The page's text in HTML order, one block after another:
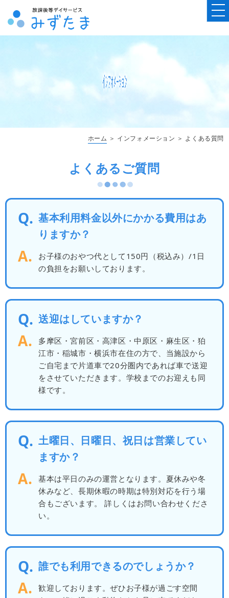
ホーム ＞ インフォメーション ＞ よくある質問
よくあるご質問
基本利用料金以外にかかる費用はあ
りますか？
お子様のおやつ代として150円（税込み）/1日
の負担をお願いしております。
送迎はしていますか？
多摩区・宮前区・高津区・中原区・麻生区・狛
江市・稲城市・横浜市在住の方で、当施設から
ご自宅まで片道車で20分圏内であれば車で送迎
をさせていただきます。学校までのお迎えも同
様です。
土曜日、日曜日、祝日は営業してい
ますか？
基本は平日のみの運営となります。夏休みや冬
休みなど、長期休暇の時期は特別対応を行う場
合もございます。
詳しくはお問い合わせくださ
い。
誰でも利用できるのでしょうか？
歓迎しております。ぜひお子様が過ごす空間